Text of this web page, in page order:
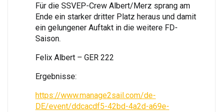
Für die SSVEP-Crew Albert/Merz sprang am
Ende ein starker dritter Platz heraus und damit
ein gelungener Auftakt in die weitere FD-
Saison.
Felix Albert – GER 222
Ergebnisse:
https://www.manage2sail.com/de-
DE/event/ddcacdf5-42bd-4a2d-a69e-